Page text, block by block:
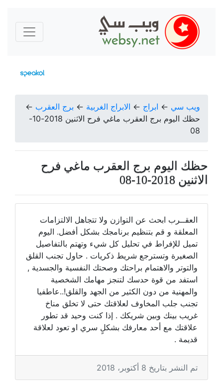
ويب سي ← ابراج ← الابراج الغربية ← برج العقرب ←
حظك اليوم برج العقرب ماغي فرح الاثنين 2018-10-
08
حظك اليوم برج العقرب ماغي فرح
الاثنين 2018-10-08
العقــرب ابحث عن التوازن ولا تتجاهل الالتزامات
المعلقة و قم بتنظيم برنامجك بشكل أفضل. اليوم
تميل للإفراط في تحليل كل شيء وتهتم بالتفاصيل
الصغيرة وتسترجع شريط ذكريات . حاول تجنب القلق
والتوتر والاهتمام براحتك وصحتك النفسية والجسدية ,
استفد من قوة حدسك لتنجز مهامك الشخصية
والمهنية من دون الكثير من الجهد والقلق!..عاطفيا
تجنب جلب المخاوف لعلاقتك حتى لا تخلق مناخ
غريب بينك وبين شريكك . إذا كنت وحيد قد تطور
علاقتك مع أحد معارفك بشكلٍ سري او تعود لعلاقة
قديمة .
تم النشر بتاريخ 8 أكتوبر، 2018